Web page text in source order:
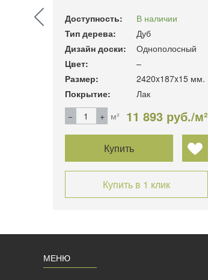
Доступность:
В наличии
Тип дерева:
Дуб
Дизайн доски:
Однополосный
Цвет:
–
Размер:
2420x187x15 мм.
Покрытие:
Лак
м²
11 893 руб./м²
Купить
Купить в 1 клик
МЕНЮ